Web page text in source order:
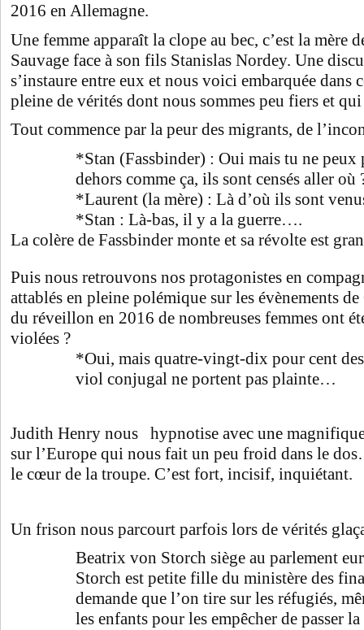
2016 en Allemagne.
Une femme apparaît la clope au bec, c’est la mère
Sauvage face à son fils Stanislas Nordey. Une
s’instaure entre eux et nous voici embarquée dans
pleine de vérités dont nous sommes peu fiers et
Tout commence par la peur des migrants, de
*Stan (Fassbinder) : Oui mais tu ne peux
dehors comme ça, ils sont censés aller où
*Laurent (la mère) : Là d’où ils sont
*Stan : Là-bas, il y a la guerre….
La colère de Fassbinder monte et sa révolte est
Puis nous retrouvons nos protagonistes en
attablés en pleine polémique sur les évènements
du réveillon en 2016 de nombreuses femmes ont
violées ?
*Oui, mais quatre-vingt-dix pour cent
viol conjugal ne portent pas plainte…
Judith Henry nous hypnotise avec une
sur l’Europe qui nous fait un peu froid dans le
le cœur de la troupe. C’est fort, incisif, inquiétant.
Un frison nous parcourt parfois lors de vérités
Beatrix von Storch siège au parlement
Storch est petite fille du ministère des
demande que l’on tire sur les réfugiés,
les enfants pour les empêcher de passer